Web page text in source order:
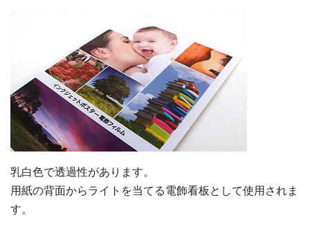
乳白色で透過性があります。
用紙の背面からライトを当てる電飾看板として使用されま
す。